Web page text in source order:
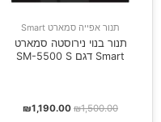
תנור אפייה סמארט Smart
תנור בנוי נירוסטה סמארט
Smart דגם SM-5500 S
₪1,500.00
₪1,190.00